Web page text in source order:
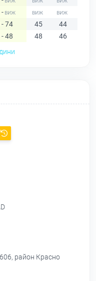
-
- 74 45 44
48 48 46
район Красно